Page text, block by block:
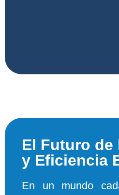
El Futuro
y Eficiencia
En un mundo